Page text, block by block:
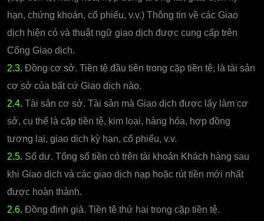
hạn, chứng khoán, cổ phiếu, v.v.) Thông tin về các Giao
dịch hiện có và thuật ngữ giao dịch được cung cấp trên
Cổng Giao dịch.
2.3. Đồng cơ sở. Tiền tệ đầu tiên trong cặp tiền tệ, là tài sản
cơ sở của bất cứ Giao dịch nào.
2.4. Tài sản cơ sở. Tài sản mà Giao dịch được lấy làm cơ
sở, cụ thể là cặp tiền tệ, kim loại, hàng hóa, hợp đồng
tương lai, giao dịch kỳ hạn, cổ phiếu, v.v.
2.5. Số dư. Tổng số tiền có trên tài khoản Khách hàng sau
khi Giao dịch và các giao dịch nạp hoặc rút tiền mới nhất
được hoàn thành.
2.6. Đồng định giá. Tiền tệ thứ hai trong cặp tiền tệ.